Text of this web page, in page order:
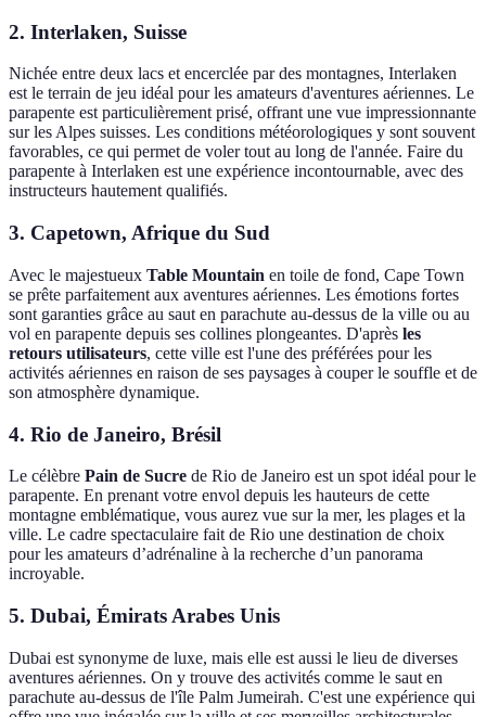
2. Interlaken, Suisse
Nichée entre deux lacs et encerclée par des montagnes, Interlaken
est le terrain de jeu idéal pour les amateurs d'aventures aériennes. Le
parapente est particulièrement prisé, offrant une vue impressionnante
sur les Alpes suisses. Les conditions météorologiques y sont souvent
favorables, ce qui permet de voler tout au long de l'année. Faire du
parapente à Interlaken est une expérience incontournable, avec des
instructeurs hautement qualifiés.
3. Capetown, Afrique du Sud
Avec le majestueux Table Mountain en toile de fond, Cape Town
se prête parfaitement aux aventures aériennes. Les émotions fortes
sont garanties grâce au saut en parachute au-dessus de la ville ou au
vol en parapente depuis ses collines plongeantes. D'après les
retours utilisateurs, cette ville est l'une des préférées pour les
activités aériennes en raison de ses paysages à couper le souffle et de
son atmosphère dynamique.
4. Rio de Janeiro, Brésil
Le célèbre Pain de Sucre de Rio de Janeiro est un spot idéal pour le
parapente. En prenant votre envol depuis les hauteurs de cette
montagne emblématique, vous aurez vue sur la mer, les plages et la
ville. Le cadre spectaculaire fait de Rio une destination de choix
pour les amateurs d’adrénaline à la recherche d’un panorama
incroyable.
5. Dubai, Émirats Arabes Unis
Dubai est synonyme de luxe, mais elle est aussi le lieu de diverses
aventures aériennes. On y trouve des activités comme le saut en
parachute au-dessus de l'île Palm Jumeirah. C'est une expérience qui